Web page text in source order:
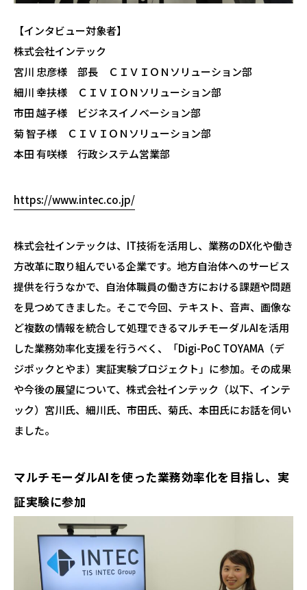
【インタビュー対象者】
株式会社インテック
宮川 忠彦様 部長 ＣＩＶＩＯＮソリューション部
細川 幸扶様 ＣＩＶＩＯＮソリューション部
市田 越子様 ビジネスイノベーション部
菊 智子様 ＣＩＶＩＯＮソリューション部
本田 有咲様 行政システム営業部
https://www.intec.co.jp/
株式会社インテックは、IT技術を活用し、業務のDX化や働き
方改革に取り組んでいる企業です。地方自治体へのサービス
提供を行うなかで、自治体職員の働き方における課題や問題
を見つめてきました。そこで今回、テキスト、音声、画像な
ど複数の情報を統合して処理できるマルチモーダルAIを活用
した業務効率化支援を行うべく、「Digi-PoC TOYAMA（デ
ジポックとやま）実証実験プロジェクト」に参加。その成果
や今後の展望について、株式会社インテック（以下、インテ
ック）宮川氏、細川氏、市田氏、菊氏、本田氏にお話を伺い
ました。
マルチモーダルAIを使った業務効率化を目指し、実
証実験に参加